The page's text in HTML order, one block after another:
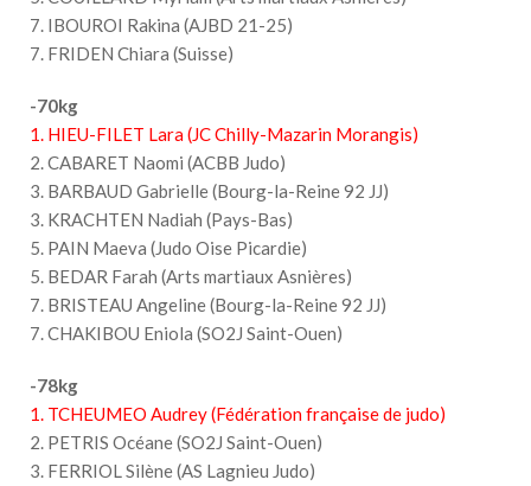
7. IBOUROI Rakina (AJBD 21-25)
7. FRIDEN Chiara (Suisse)
-70kg
1. HIEU-FILET Lara (JC Chilly-Mazarin Morangis)
2. CABARET Naomi (ACBB Judo)
3. BARBAUD Gabrielle (Bourg-la-Reine 92 JJ)
3. KRACHTEN Nadiah (Pays-Bas)
5. PAIN Maeva (Judo Oise Picardie)
5. BEDAR Farah (Arts martiaux Asnières)
7. BRISTEAU Angeline (Bourg-la-Reine 92 JJ)
7. CHAKIBOU Eniola (SO2J Saint-Ouen)
-78kg
1. TCHEUMEO Audrey (Fédération française de judo)
2. PETRIS Océane (SO2J Saint-Ouen)
3. FERRIOL Silène (AS Lagnieu Judo)